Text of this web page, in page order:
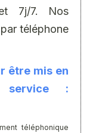
7j/7. Nos
téléphone
être mis en
service :
téléphonique